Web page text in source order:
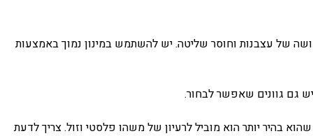
של עצבנות וחוסר שליטה. יש להשתמש במינון נמוך באמצעות
גם גוונים שאפשר לבחור.
בהיר יותר הוא מוביל לרעיון של משהו פלסטי וזול. צריך לדעת